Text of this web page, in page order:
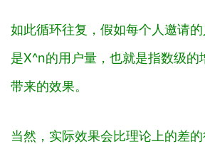
如此循环往复，假如每个人邀请
是X^n的用户量，也就是指数级的
带来的效果。
当然，实际效果会比理论上的差